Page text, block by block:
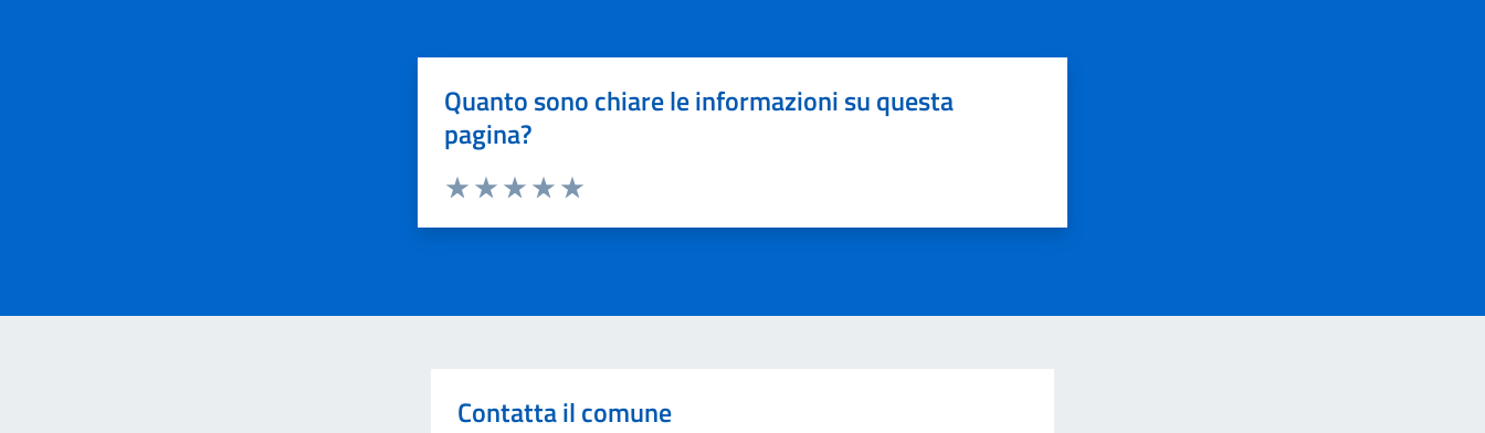
Quanto sono chiare le informazioni su questa
pagina?
Contatta il comune